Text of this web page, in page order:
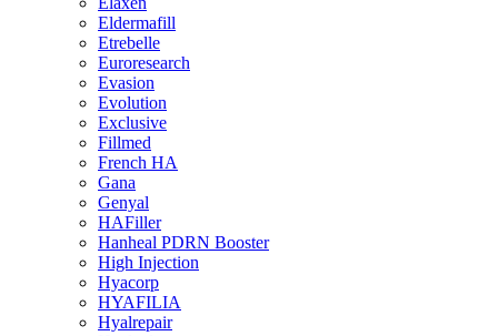
Eldermafill
Etrebelle
Euroresearch
Evasion
Evolution
Exclusive
Fillmed
French HA
Gana
Genyal
HAFiller
Hanheal PDRN Booster
High Injection
Hyacorp
HYAFILIA
Hyalrepair